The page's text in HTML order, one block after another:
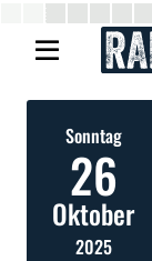

Sonntag
26
Oktober
2025